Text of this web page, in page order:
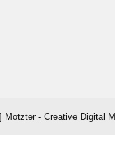
- Creative Digital